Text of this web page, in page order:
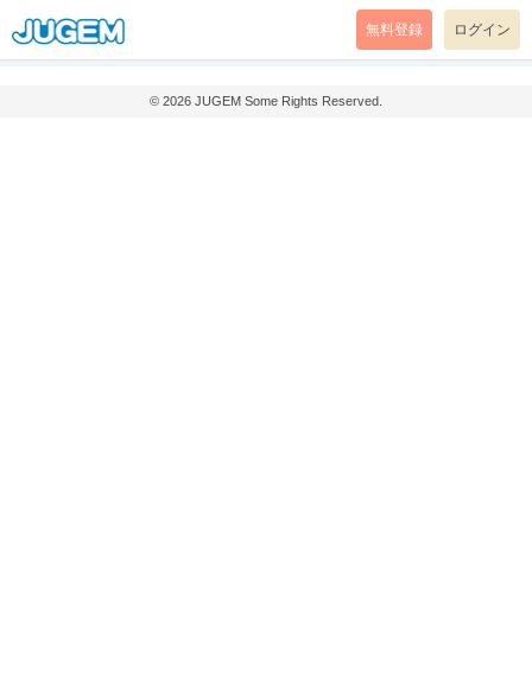
無料登録 ログイン
© 2026 JUGEM Some Rights Reserved.